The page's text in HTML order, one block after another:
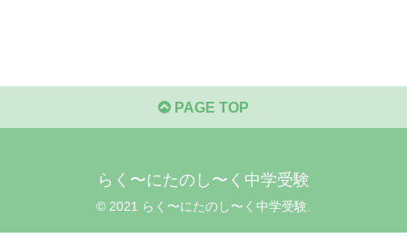
PAGE TOP
らく〜にたのし〜く中学受験
© 2021 らく〜にたのし〜く中学受験.